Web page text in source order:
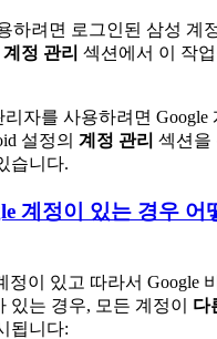
용하려면 로그인된 삼성 계
계정 관리 섹션에서 이 작
리자를 사용하려면 Google
설정의 계정 관리 섹션을
습니다.
계정이 있는 경우 어
정이 있고 따라서 Google
있는 경우, 모든 계정이 다
됩니다: